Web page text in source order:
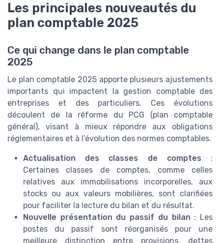
Les principales nouveautés du
plan comptable 2025
Ce qui change dans le plan comptable
2025
Le plan comptable 2025 apporte plusieurs ajustements
importants qui impactent la gestion comptable des
entreprises et des particuliers. Ces évolutions
découlent de la réforme du PCG (plan comptable
général), visant à mieux répondre aux obligations
réglementaires et à l’évolution des normes comptables.
Actualisation des classes de comptes :
Certaines classes de comptes, comme celles
relatives aux immobilisations incorporelles, aux
stocks ou aux valeurs mobilières, sont clarifiées
pour faciliter la lecture du bilan et du résultat.
Nouvelle présentation du passif du bilan : Les
postes du passif sont réorganisés pour une
meilleure distinction entre provisions, dettes